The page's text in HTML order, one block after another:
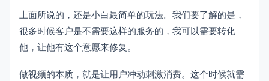
上面所说的，还是小白最简单的玩法。我们要了解的是，
很多时候客户是不需要这样的服务的，我可以需要转化
他，让他有这个意愿来修复。
做视频的本质，就是让用户冲动刺激消费。这个时候就需